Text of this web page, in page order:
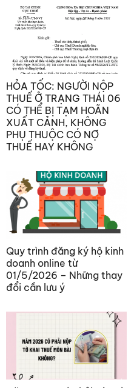
HỎA TỐC: NGƯỜI NỘP
THUẾ Ở TRẠNG THÁI 06
CÓ THỂ BỊ TẠM HOÃN
XUẤT CẢNH, KHÔNG
PHỤ THUỘC CÓ NỢ
THUẾ HAY KHÔNG
Quy trình đăng ký hộ kinh
doanh online từ
01/5/2026 – Những thay
đổi cần lưu ý